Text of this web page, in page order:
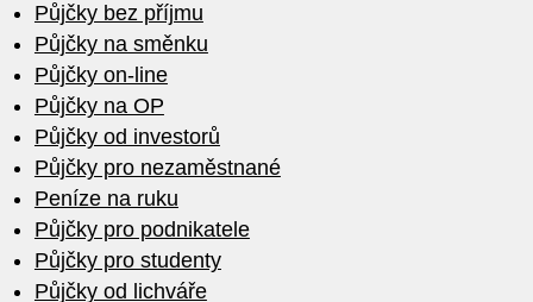
Půjčky bez příjmu
Půjčky na směnku
Půjčky on-line
Půjčky na OP
Půjčky od investorů
Půjčky pro nezaměstnané
Peníze na ruku
Půjčky pro podnikatele
Půjčky pro studenty
Půjčky od lichváře